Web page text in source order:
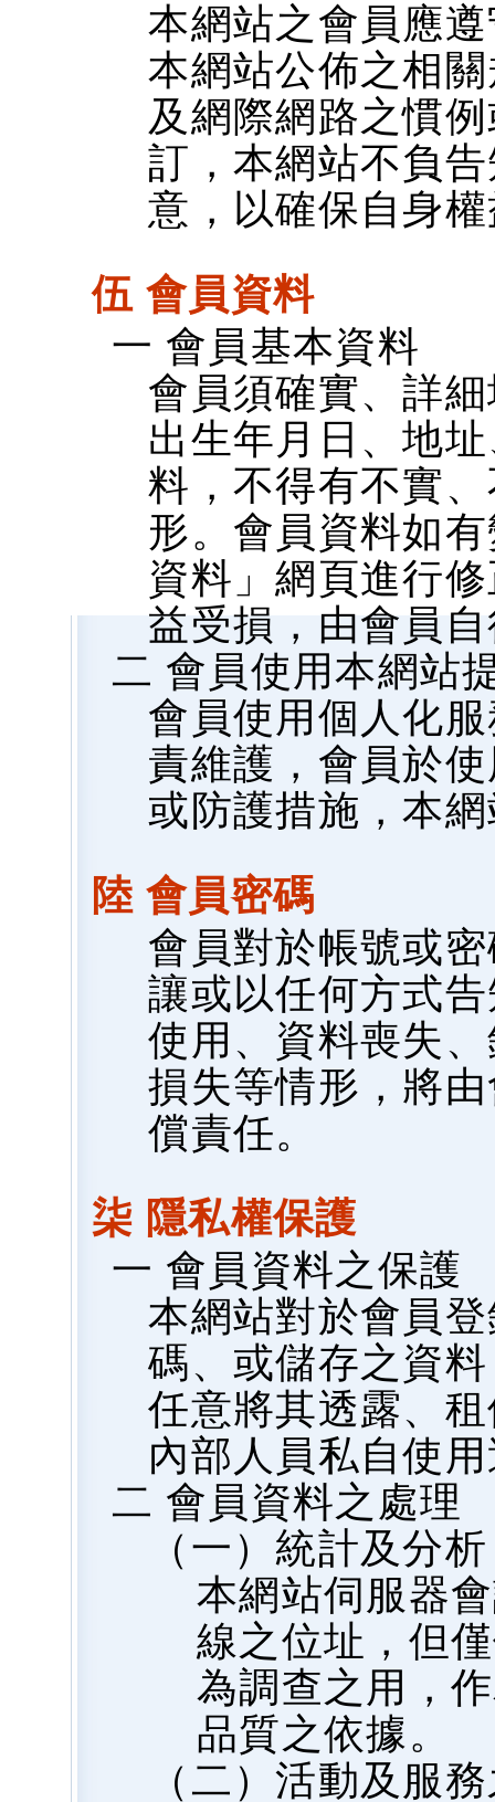
本網站之會員應
本網站公佈之相
及網際網路之慣
訂，本網站不負
意，以確保自身
伍 會員資料
一 會員基本資料
會員須確實、詳
出生年月日、地
料，不得有不實
形。會員資料如
資料」網頁進行
益受損，由會員
二 會員使用本網站
會員使用個人化
責維護，會員於
或防護措施，本
陸 會員密碼
會員對於帳號或
讓或以任何方式
使用、資料喪失
損失等情形，將
償責任。
柒 隱私權保護
一 會員資料之保護
本網站對於會員
碼、或儲存之資
任意將其透露、
內部人員私自使
二 會員資料之處理
（一）統計及分析
本網站伺服器
線之位址，但
為調查之用，
品質之依據。
（二）活動及服